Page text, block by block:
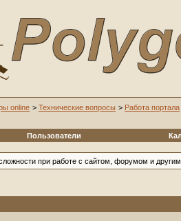
online > Технические вопросы > Работа портала
Пользователи
при работе с сайтом, форумом и